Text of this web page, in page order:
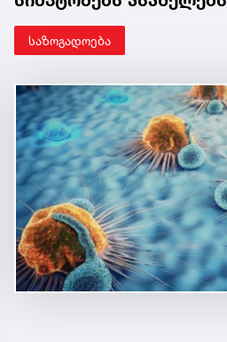
საზოგადოება